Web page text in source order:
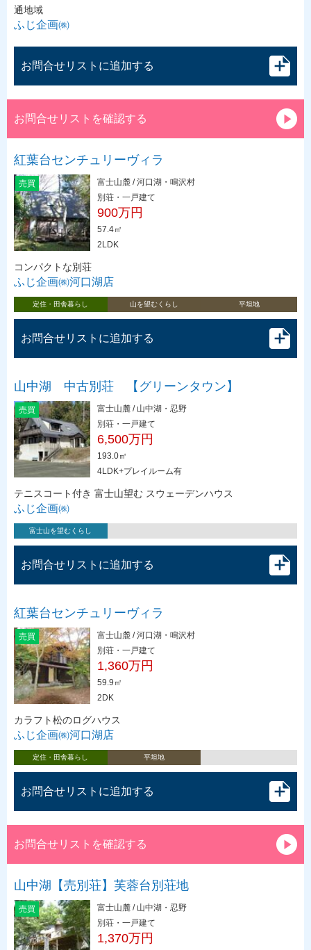
通地域
ふじ企画㈱
お問合せリストに追加する
お問合せリストを確認する
紅葉台センチュリーヴィラ
売買
富士山麓 / 河口湖・鳴沢村
別荘・一戸建て
900万円
57.4㎡
2LDK
コンパクトな別荘
ふじ企画㈱河口湖店
定住・田舎暮らし 山を望むくらし 平坦地
お問合せリストに追加する
山中湖 中古別荘 【グリーンタウン】
売買
富士山麓 / 山中湖・忍野
別荘・一戸建て
6,500万円
193.0㎡
4LDK+プレイルーム有
テニスコート付き 富士山望む スウェーデンハウス
ふじ企画㈱
富士山を望むくらし
お問合せリストに追加する
紅葉台センチュリーヴィラ
売買
富士山麓 / 河口湖・鳴沢村
別荘・一戸建て
1,360万円
59.9㎡
2DK
カラフト松のログハウス
ふじ企画㈱河口湖店
定住・田舎暮らし 平坦地
お問合せリストに追加する
お問合せリストを確認する
山中湖【売別荘】芙蓉台別荘地
売買
富士山麓 / 山中湖・忍野
別荘・一戸建て
1,370万円